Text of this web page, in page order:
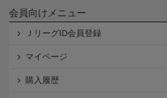
会員向けメニュー
ＪリーグID会員登録
マイページ
購入履歴